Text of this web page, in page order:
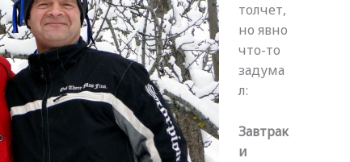
толчет,
но явно
что-то
задума
л:
Завтрак
и